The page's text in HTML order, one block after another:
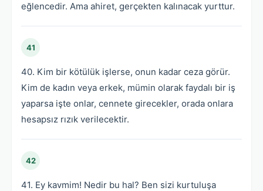
eğlencedir. Ama ahiret, gerçekten kalınacak yurttur.
41
40. Kim bir kötülük işlerse, onun kadar ceza görür.
Kim de kadın veya erkek, mümin olarak faydalı bir iş
yaparsa işte onlar, cennete girecekler, orada onlara
hesapsız rızık verilecektir.
42
41. Ey kavmim! Nedir bu hal? Ben sizi kurtuluşa